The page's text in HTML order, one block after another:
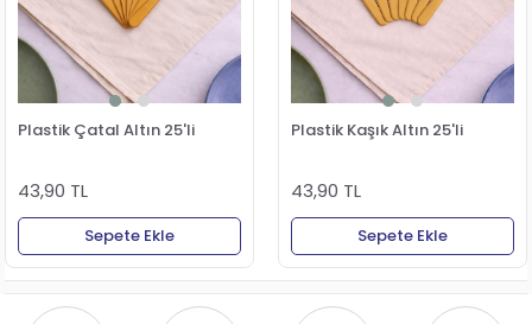
Plastik Çatal Altın 25'li
43,90 TL
Sepete Ekle
Plastik Kaşık Altın 25'li
43,90 TL
Sepete Ekle